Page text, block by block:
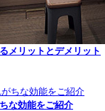
メリットとデメリット
な効能をご紹介